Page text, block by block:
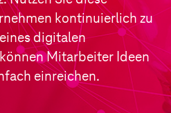
kontinuierlich zu
digitalen
Mitarbeiter Ideen
einreichen.